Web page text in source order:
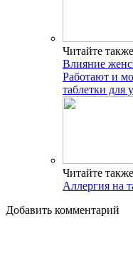
Читайте
Влияние
Работают и
таблетки для
Читайте
Аллергия на
Добавить комментарий